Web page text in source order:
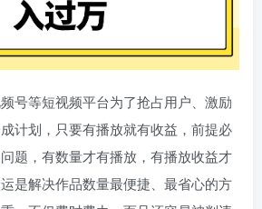
号等短视频平台为了抢占用户、激励
计划，只要有播放就有收益，前提必
题，有数量才有播放，有播放收益才
是解决作品数量最便捷、最省心的方